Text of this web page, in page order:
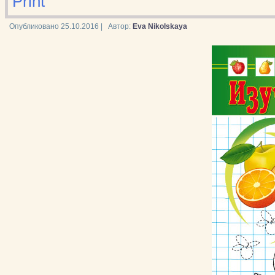
Опубликовано 25.10.2016 Автор: Eva Nikolskaya